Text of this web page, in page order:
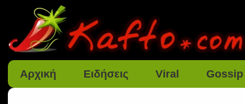
Αρχική Ειδήσεις Viral Gossip